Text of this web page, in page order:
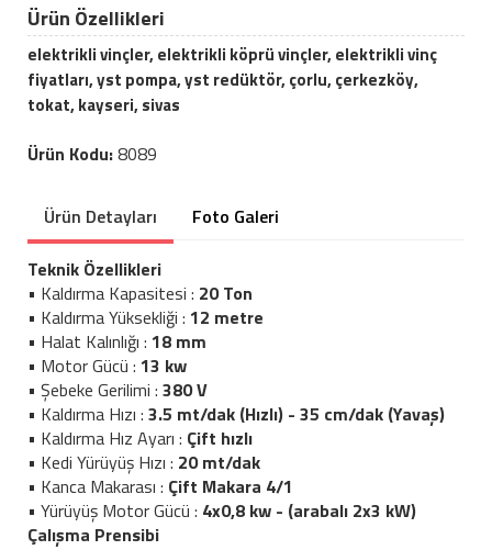
Ürün Özellikleri
elektrikli vinçler, elektrikli köprü vinçler, elektrikli vinç
fiyatları, yst pompa, yst redüktör, çorlu, çerkezköy,
tokat, kayseri, sivas
Ürün Kodu:8089
Ürün Detayları
Foto Galeri
Teknik Özellikleri
• Kaldırma Kapasitesi : 20 Ton
• Kaldırma Yüksekliği : 12 metre
• Halat Kalınlığı : 18 mm
• Motor Gücü : 13 kw
• Şebeke Gerilimi : 380 V
• Kaldırma Hızı : 3.5 mt/dak (Hızlı) - 35 cm/dak (Yavaş)
• Kaldırma Hız Ayarı : Çift hızlı
• Kedi Yürüyüş Hızı : 20 mt/dak
• Kanca Makarası : Çift Makara 4/1
• Yürüyüş Motor Gücü : 4x0,8 kw - (arabalı 2x3 kW)
Çalışma Prensibi